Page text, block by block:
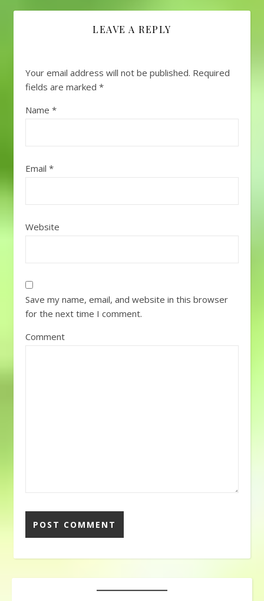
LEAVE A REPLY
Your email address will not be published. Required
fields are marked *
Name *
Email *
Website
Save my name, email, and website in this browser
for the next time I comment.
Comment